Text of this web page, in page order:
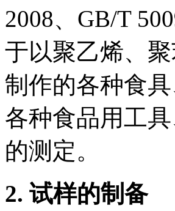
2008、GB/T
于以聚乙烯、
制作的各种食
各种食品用工
的测定。
2. 试样的制备